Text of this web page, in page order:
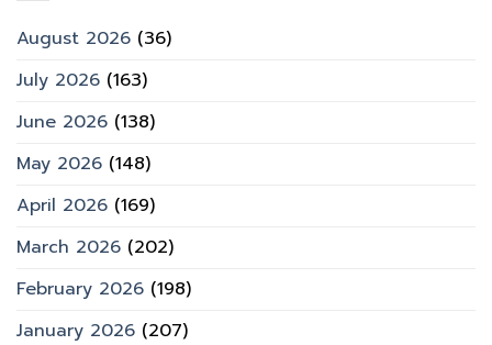
August 2026 (36)
July 2026 (163)
June 2026 (138)
May 2026 (148)
April 2026 (169)
March 2026 (202)
February 2026 (198)
January 2026 (207)